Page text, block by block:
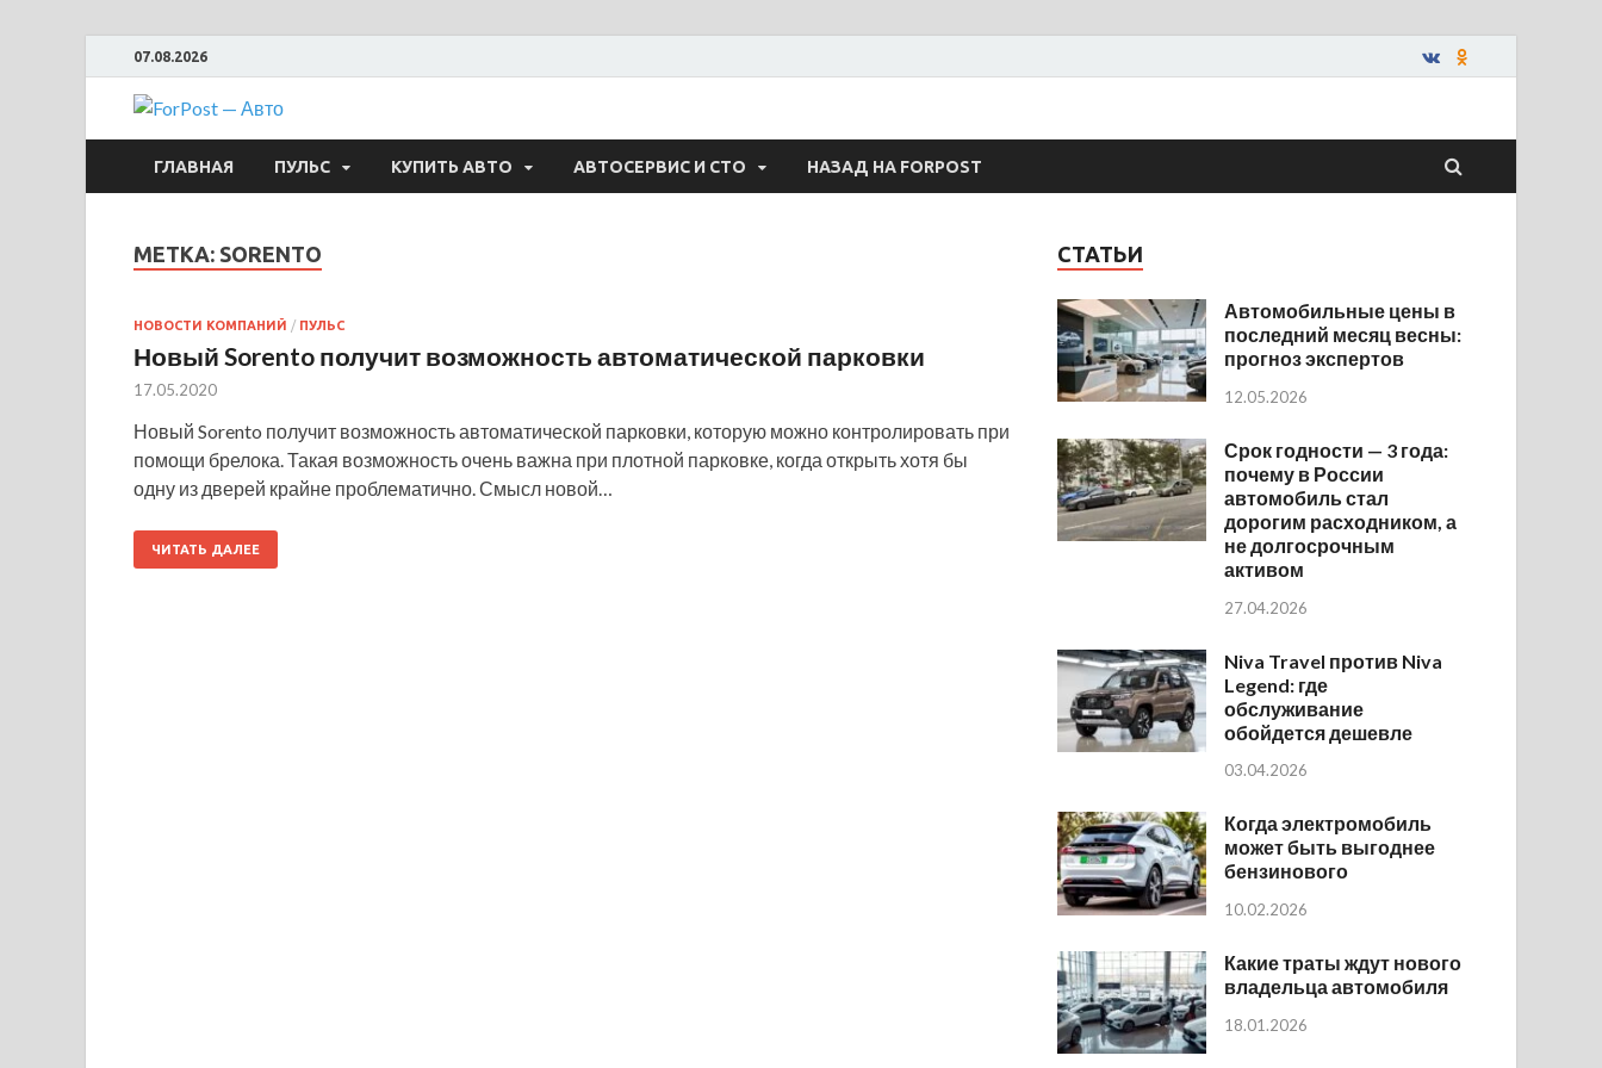
07.08.2026
ForPost — Авто
ГЛАВНАЯ ПУЛЬС КУПИТЬ АВТО АВТОСЕРВИС И СТО НАЗАД НА FORPOST
МЕТКА: SORENTO
НОВОСТИ КОМПАНИЙ / ПУЛЬС
Новый Sorento получит возможность автоматической парковки
17.05.2020
Новый Sorento получит возможность автоматической парковки, которую можно контролировать при
помощи брелока. Такая возможность очень важна при плотной парковке, когда открыть хотя бы
одну из дверей крайне проблематично. Смысл новой…
ЧИТАТЬ ДАЛЕЕ
СТАТЬИ
Автомобильные цены в
последний месяц весны:
прогноз экспертов
12.05.2026
Срок годности — 3 года:
почему в России
автомобиль стал
дорогим расходником, а
не долгосрочным
активом
27.04.2026
Niva Travel против Niva
Legend: где
обслуживание
обойдется дешевле
03.04.2026
Когда электромобиль
может быть выгоднее
бензинового
10.02.2026
Какие траты ждут нового
владельца автомобиля
18.01.2026